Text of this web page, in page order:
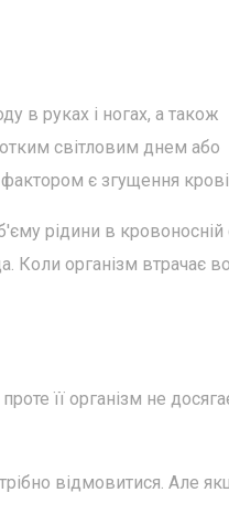
в руках і ногах, а також
світловим днем або
є згущення
рідини в кровоносній
Коли організм втрачає
її організм не
відмовитися. Але